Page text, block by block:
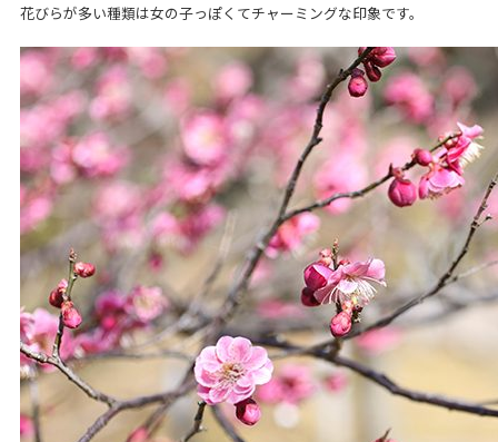
花びらが多い種類は女の子っぽくてチャーミングな印象です。